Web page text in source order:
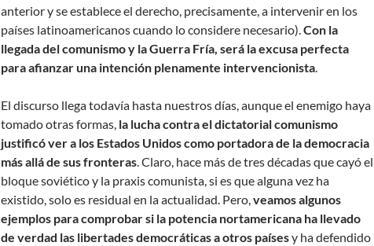
anterior y se establece el derecho, precisamente, a intervenir en los
países latinoamericanos cuando lo considere necesario).Con la
llegada del comunismo y la Guerra Fría, será la excusa perfecta
para afianzar una intención plenamente intervencionista.
El discurso llega todavía hasta nuestros días, aunque el enemigo haya
tomado otras formas, la lucha contra el dictatorial comunismo
justificó ver a los Estados Unidos como portadora de la democracia
más allá de sus fronteras. Claro, hace más de tres décadas que cayó el
bloque soviético y la praxis comunista, si es que alguna vez ha
existido, solo es residual en la actualidad. Pero,veamos algunos
ejemplos para comprobar si la potencia nortamericana ha llevado
de verdad las libertades democráticas a otros paísesy ha defendido